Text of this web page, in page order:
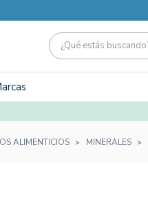
ALIMENTICIOS MINERALES